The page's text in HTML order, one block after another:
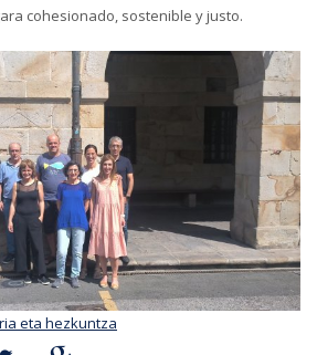
cohesionado, sostenible y justo.
eta hezkuntza